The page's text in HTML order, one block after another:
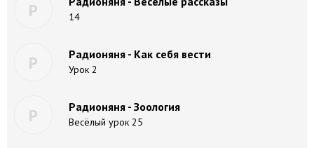
Р 14
Р Радионяня - Как себя вести
Урок 2
Р Радионяня - Зоология
Весёлый урок 25